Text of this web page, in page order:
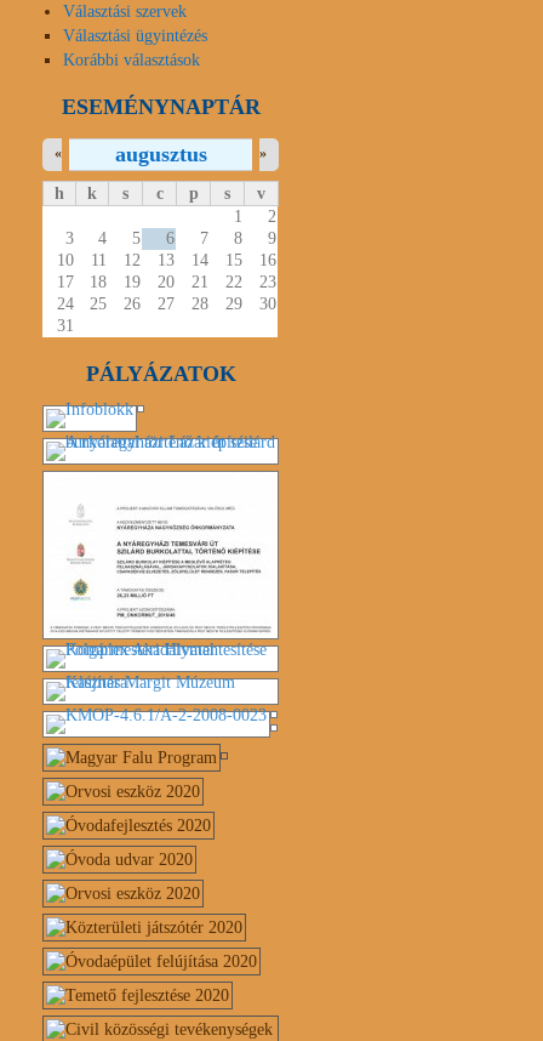
Választási szervek
Választási ügyintézés
Korábbi választások
ESEMÉNYNAPTÁR
augusztus
« »
h k s c p s
v
1
2
3
4 5 6 7 8
9
10
11 12 13 14 15
16
17
18 19 20 21 22
23
24
25 26 27 28 29
30
31
PÁLYÁZATOK